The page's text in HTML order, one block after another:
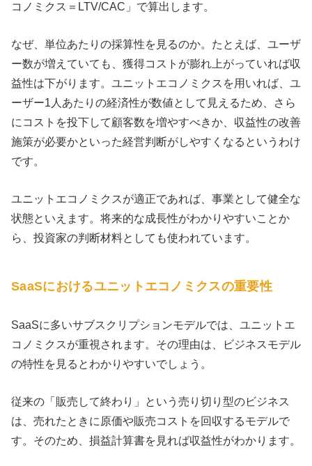
コノミクス＝LTV/CAC」で算出します。
なぜ、単位あたりの採算性を見るのか。たとえば、ユーザ
ー数が増えていても、獲得コストが膨れ上がっていれば収
益性は下がります。ユニットエコノミクスを用いれば、ユ
ーザー1人あたりの経済性が数値として見えるため、さら
にコストを投下して顧客数を増やすべきか、収益性の改善
施策が必要かといった経営判断がしやすくなるというわけ
です。
ユニットエコノミクスが適正であれば、事業として健全な
状態といえます。将来的な成長性がわかりやすいことか
ら、投資家の判断材料としても使われています。
SaaSにおけるユニットエコノミクスの重要性
SaaSに多いサブスクリプションモデルでは、ユニットエ
コノミクスが重視されます。その理由は、ビジネスモデル
の特性を見るとわかりやすいでしょう。
従来の「販売して終わり」という売り切り型のビジネス
は、売れたときに原価や販売コストを回収するモデルで
す。そのため、損益計算書を見れば収益性がわかります。